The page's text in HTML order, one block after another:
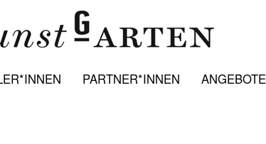
PARTNER*INNEN